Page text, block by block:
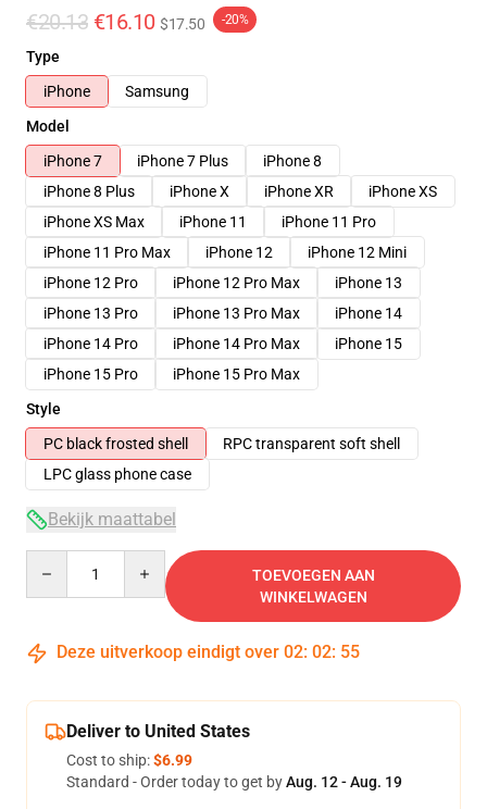
€20.13 €16.10 $17.50 -20%
Type
iPhone
Samsung
Model
iPhone 7
iPhone 7 Plus
iPhone 8
iPhone 8 Plus
iPhone X iPhone XR
iPhone XS
iPhone XS Max
iPhone 11
iPhone 11 Pro
iPhone 11 Pro Max
iPhone 12
iPhone 12 Mini
iPhone 12 Pro
iPhone 12 Pro Max
iPhone 13
iPhone 13 Pro
iPhone 13 Pro Max
iPhone 14
iPhone 14 Pro
iPhone 14 Pro Max
iPhone 15
iPhone 15 Pro
iPhone 15 Pro Max
Style
PC black frosted shell
RPC transparent soft shell
LPC glass phone case
Bekijk maattabel
TOEVOEGEN AAN
WINKELWAGEN
Deze uitverkoop eindigt over 02: 02: 54
Deliver to United States
Cost to ship:$6.99
Standard - Order today to get byAug. 12 - Aug. 19